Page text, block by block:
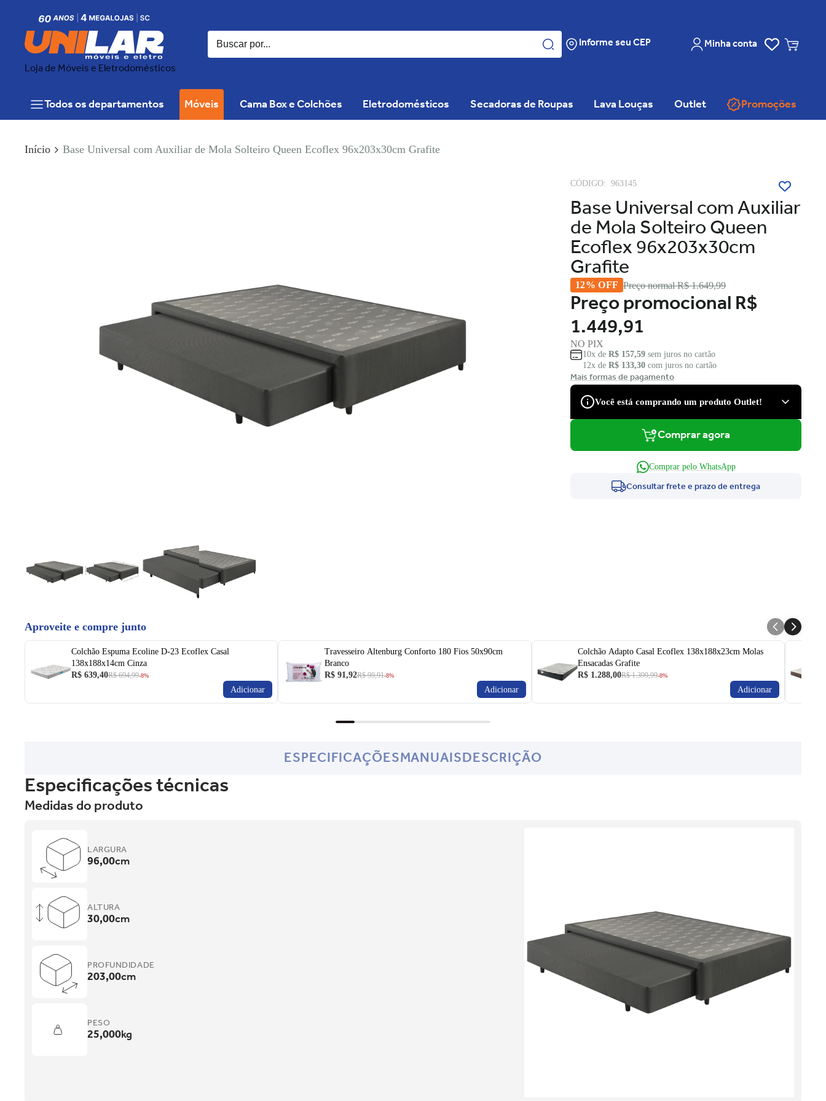
Loja de Móveis e Eletrodomésticos
Informe seu CEP Minha conta
Todos os departamentos Móveis Cama Box e Colchões Eletrodomésticos Secadoras de Roupas Lava Louças Outlet Promoções
Início Base Universal com Auxiliar de Mola Solteiro Queen Ecoflex 96x203x30cm Grafite
CÓDIGO: 963145
Base Universal com Auxiliar
de Mola Solteiro Queen
Ecoflex 96x203x30cm
Grafite
12% OFF Preço normalR$ 1.649,99
Preço promocionalR$
1.449,91
NO PIX
10x de R$ 157,59 sem juros no cartão
12x de R$ 133,30 com juros no cartão
Mais formas de pagamento
Você está comprando um produto Outlet!
São produtos com desconto de várias marcas, que podem
e amassados, que tiveram suas embalagens danificadas, ou
serem apenas ponta de estoque, não tendo nenhum dano.
Comprar agora
Comprar pelo WhatsApp
Consultar frete e prazo de entrega
Aproveite e compre junto
Colchão Espuma Ecoline D-23 Ecoflex Casal
138x188x14cm Cinza
R$ 639,40R$ 694,99-8%
Adicionar
Travesseiro Altenburg Conforto 180 Fios 50x90cm
Branco
R$ 91,92R$ 99,91-8%
Adicionar
Colchão Adapto Casal Ecoflex 138x188x23cm Molas
Ensacadas Grafite
R$ 1.288,00R$ 1.399,99-8%
Adicionar
ESPECIFICAÇÕESMANUAISDESCRIÇÃO
Especificações técnicas
Medidas do produto
LARGURA
96,00cm
ALTURA
30,00cm
PROFUNDIDADE
203,00cm
PESO
25,000kg